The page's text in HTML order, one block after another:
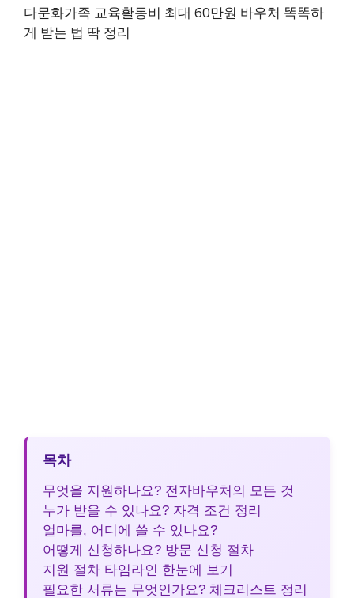
다문화가족 교육활동비 최대 60만원 바우처 똑똑하
게 받는 법 딱 정리
목차
무엇을 지원하나요? 전자바우처의 모든 것
누가 받을 수 있나요? 자격 조건 정리
얼마를, 어디에 쓸 수 있나요?
어떻게 신청하나요? 방문 신청 절차
지원 절차 타임라인 한눈에 보기
필요한 서류는 무엇인가요? 체크리스트 정리